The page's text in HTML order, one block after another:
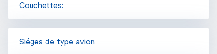
Couchettes:
Siéges de type avion